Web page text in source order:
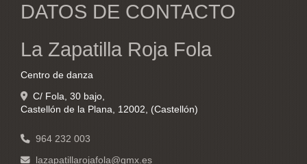
DATOS DE CONTACTO
La Zapatilla Roja Fola
Centro de danza
C/ Fola, 30 bajo,
Castellón de la Plana, 12002, (Castellón)
964 232 003
lazapatillarojafola gmx.es